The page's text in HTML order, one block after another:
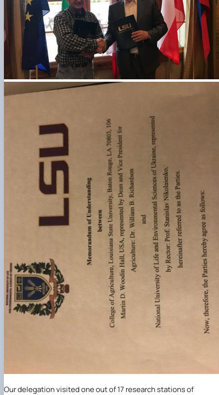
Our delegation visited one out of 17 research stations of